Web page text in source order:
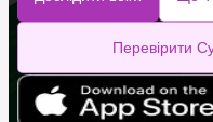
Перевірити